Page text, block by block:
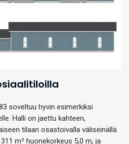
soveltuu hyvin esimerkiksi
Halli on jaettu kahteen,
tilaan osastoivalla väliseinällä.
m² huonekorkeus 5,0 m, ja